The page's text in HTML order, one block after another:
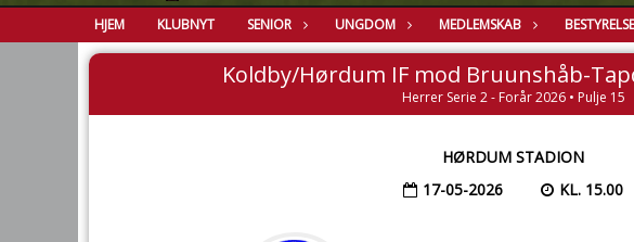
HJEM KLUBNYT SENIOR UNGDOM MEDLEMSKAB
Koldby/Hørdum IF mod Bruunshåb-
Herrer Serie 2 - Forår 2026 • Pulje 15
HØRDUM STADION
17-05-2026
KL. 15.00